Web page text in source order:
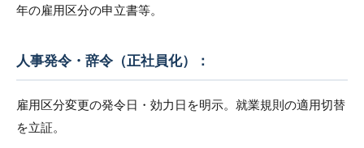
年の雇用区分の申立書等。
人事発令・辞令（正社員化）：
雇用区分変更の発令日・効力日を明示。就業規則の適用切替
を立証。